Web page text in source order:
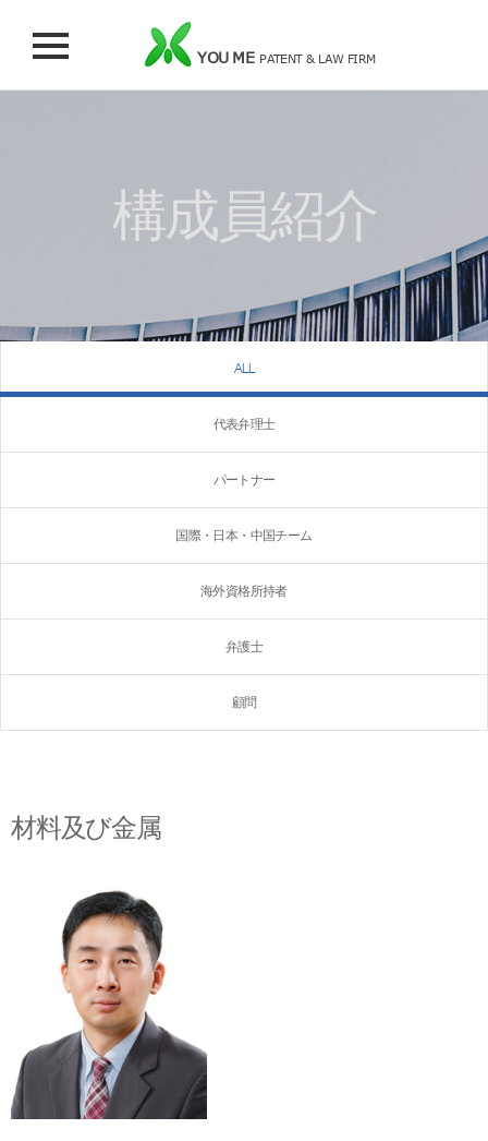
YOU ME PATENT & LAW FIRM
構成員紹介
ALL
代表弁理士
パートナー
国際・日本・中国チーム
海外資格所持者
弁護士
顧問
材料及び金属